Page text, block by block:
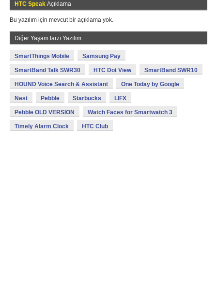
HTC Speak Açıklama
Bu yazılım için mevcut bir açıklama yok.
Diğer Yaşam tarzı Yazılım
SmartThings Mobile Samsung Pay
SmartBand Talk SWR30 HTC Dot View SmartBand SWR10
HOUND Voice Search & Assistant One Today by Google
Nest Pebble Starbucks LIFX
Pebble OLD VERSION Watch Faces for Smartwatch 3
Timely Alarm Clock HTC Club